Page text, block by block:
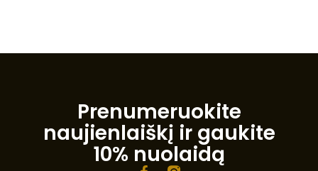
Prenumeruokite
naujienlaiškį ir gaukite
10% nuolaidą